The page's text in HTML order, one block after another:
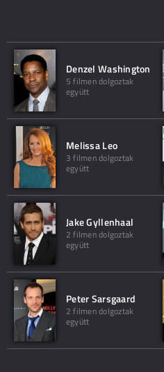
Denzel Washington
5 filmen dolgoztak
együtt
Melissa Leo
3 filmen dolgoztak
együtt
Jake Gyllenhaal
2 filmen dolgoztak
együtt
Peter Sarsgaard
2 filmen dolgoztak
együtt